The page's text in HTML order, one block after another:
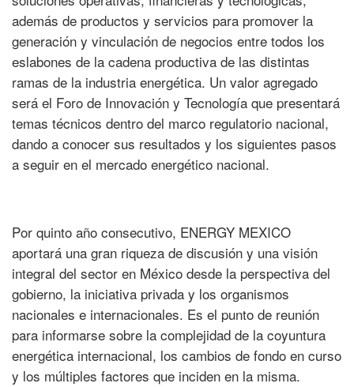
además de productos y servicios para promover la
generación y vinculación de negocios entre todos los
eslabones de la cadena productiva de las distintas
ramas de la industria energética. Un valor agregado
será el Foro de Innovación y Tecnología que presentará
temas técnicos dentro del marco regulatorio nacional,
dando a conocer sus resultados y los siguientes pasos
a seguir en el mercado energético nacional.
Por quinto año consecutivo, ENERGY MEXICO
aportará una gran riqueza de discusión y una visión
integral del sector en México desde la perspectiva del
gobierno, la iniciativa privada y los organismos
nacionales e internacionales. Es el punto de reunión
para informarse sobre la complejidad de la coyuntura
energética internacional, los cambios de fondo en curso
y los múltiples factores que inciden en la misma.